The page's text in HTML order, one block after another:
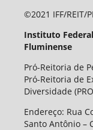
©2021 IFF/REIT/
Instituto
Fluminense
Pró-Reitoria de
Pró-Reitoria de
Diversidade
Endereço: Rua
Santo Antônio –